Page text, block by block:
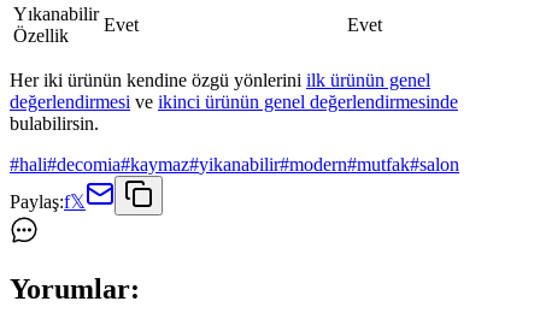
Yıkanabilir
Özellik
Evet Evet
Her iki ürünün kendine özgü yönlerini ilk ürünün genel
değerlendirmesi ve ikinci ürünün genel değerlendirmesinde
bulabilirsin.
#hali#decomia#kaymaz#yikanabilir#modern#mutfak#salon
Paylaş:f𝕏
Yorumlar: